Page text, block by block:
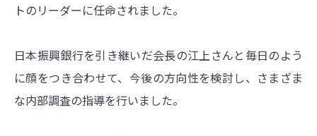
トのリーダーに任命されました。
日本振興銀行を引き継いだ会長の江上さんと毎日のよう
に顔をつき合わせて、今後の方向性を検討し、さまざま
な内部調査の指導を行いました。